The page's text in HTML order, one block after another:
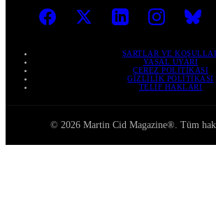
ŞARTLAR VE
YASAL UYARI
ÇEREZ POLITIKASI
GIZLILIK POLITIKASI
TELIF HAKLARI
© 2026 Martin Cid Magazine®. Tüm